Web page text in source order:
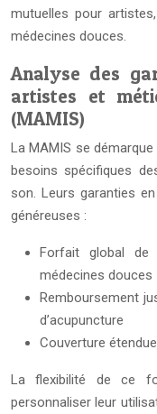
mutuelles pour
médecines douces.
Analyse des
artistes et
(MAMIS)
La MAMIS se
besoins spécifiques
son. Leurs garanties
généreuses :
Forfait global de
médecines douces
Remboursement
d’acupuncture
Couverture
La flexibilité de ce
personnaliser leur